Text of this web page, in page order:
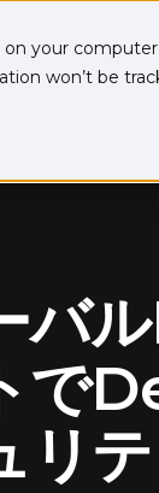
your
won’t be
バ
で
リ